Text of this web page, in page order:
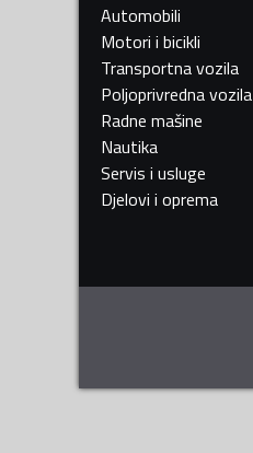
Automobili
Motori i bicikli
Transportna vozila
Poljoprivredna vozila
Radne mašine
Nautika
Servis i usluge
Djelovi i oprema